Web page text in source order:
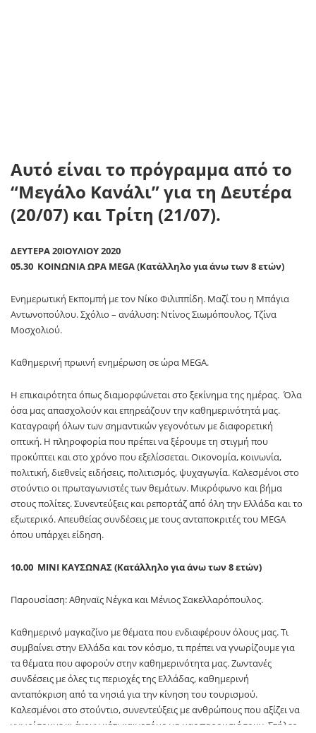
Ενημερωτική Εκπομπή με τον Νίκο Φιλιππίδη. Μαζί του η Μπάγια
Αντωνοπούλου. Σχόλιο – ανάλυση: Ντίνος Σιωμόπουλος, Τζίνα
Μοσχολιού.
Καθημερινή πρωινή ενημέρωση σε ώρα MEGA.
όσα μας απασχολούν και επηρεάζουν την καθημερινότητά μας.
Καταγραφή όλων των σημαντικών γεγονότων με διαφορετική
οπτική. Η πληροφορία που πρέπει να ξέρουμε τη στιγμή που
πολιτική, διεθνείς ειδήσεις, πολιτισμός, ψυχαγωγία. Καλεσμένοι στο
στους πολίτες. Συνεντεύξεις και ρεπορτάζ από όλη την Ελλάδα και το
εξωτερικό. Απευθείας συνδέσεις με τους ανταποκριτές του MEGA
όπου υπάρχει είδηση.
10.00 ΜΙΝΙ ΚΑΥΣΩΝΑΣ (Κατάλληλο για άνω των 8 ετών)
Παρουσίαση: Αθηναϊς Νέγκα και Μένιος Σακελλαρόπουλος.
Καθημερινό μαγκαζίνο με θέματα που ενδιαφέρουν όλους μας. Τι
συμβαίνει στην Ελλάδα και τον κόσμο, τι πρέπει να γνωρίζουμε για
συνδέσεις με όλες τις περιοχές της Ελλάδας, καθημερινή
Καλεσμένοι στο στούντιο, συνεντεύξεις με ανθρώπους που αξίζει να
για την υγεία, τη γυναίκα, τη νέα επιχειρηματικότητα, το διαδίκτυο,
το ευ ζην. Ο «ΜΙΝΙ ΚΑΥΣΩΝΑΣ» θα αλλάζει καθημερινά το … κλίμα.
12.00 Η ΠΟΛΥΚΑΤΟΙΚΙΑ (Κατάλληλο για άνω των 8 ετών)